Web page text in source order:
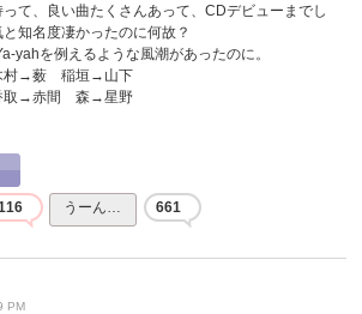
て、良い曲たくさんあって、CDデビューまでし
知名度凄かったのに何故？
yahを例えるような風潮があったのに。
村→薮 稲垣→山下
取→赤間 森→星野
うーん… 661
PM